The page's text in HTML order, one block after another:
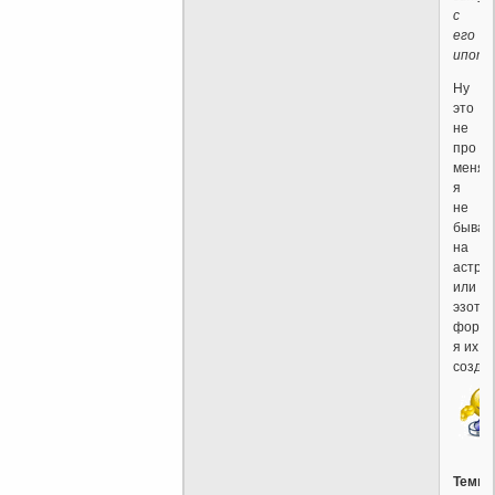
с
его
Ну
это
не
про
меня,
я
не
бываю
на
или
я их
Темы,